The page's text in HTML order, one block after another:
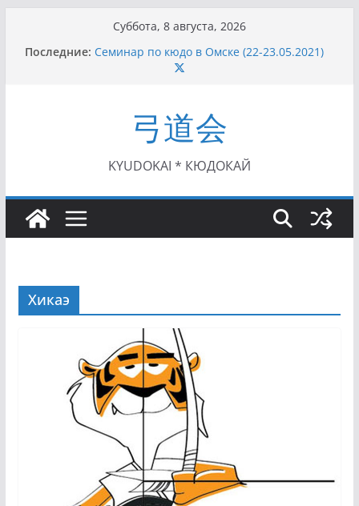
содержимому
Суббота, 8 августа, 2026
Последние: Семинар по кюдо в Омске (22-23.05.2021)
Чемпионат Росcии, Дёмино (2-5.09.2021)
II Кубок Посла Японии в России по Кюдо,
Орёл (25.07.2021)
I этап Кубка Московской области по Кюдо /
Сейдокан II (27.06.2021)
弓道会
KYUDOKAI * КЮДОКАЙ
Хикаэ